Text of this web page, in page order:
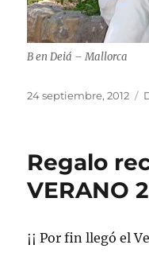
B en Deiá – Mallorca
Publicado
24 septiembre, 2012
Regalo
VERANO
¡¡ Por fin llegó el